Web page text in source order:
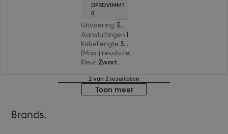
DP2DVIMM1
0
Uitvoering: Europa
Aansluitingen:
Kabellengte: 3 m
(Max.) resolutie:
Kleur:Zwart
2 van 2 resultaten
Toon meer
Brands.